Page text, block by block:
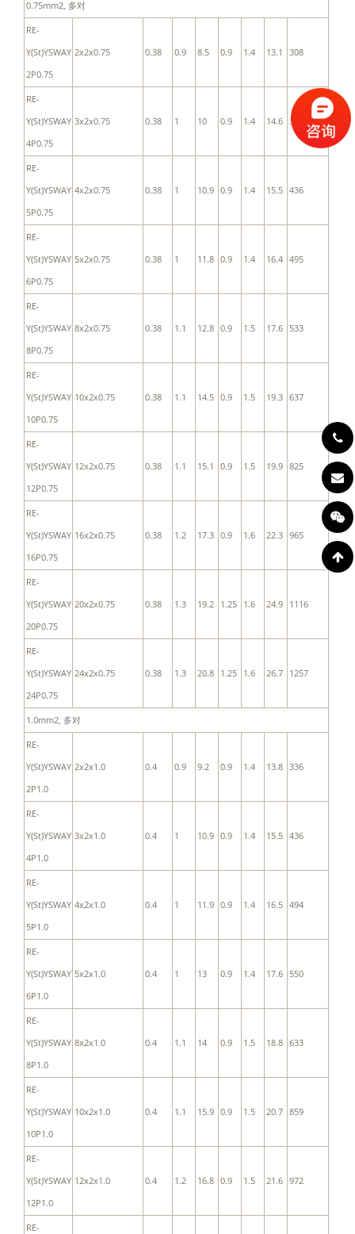
0.75mm2, 多对
RE-
Y(St)YSWAY
2P0.75
2x2x0.75 0.38 0.9 8.5 0.9 1.4 13.1 308
RE-
Y(St)YSWAY
4P0.75
3x2x0.75 0.38 1 10 0.9 1.4 14.6 371
RE-
Y(St)YSWAY
5P0.75
4x2x0.75 0.38 1 10.9 0.9 1.4 15.5 436
RE-
Y(St)YSWAY
6P0.75
5x2x0.75 0.38 1 11.8 0.9 1.4 16.4 495
RE-
Y(St)YSWAY
8P0.75
8x2x0.75 0.38 1.1 12.8 0.9 1.5 17.6 533
RE-
Y(St)YSWAY
10P0.75
10x2x0.75 0.38 1.1 14.5 0.9 1.5 19.3 637
RE-
Y(St)YSWAY
12P0.75
12x2x0.75 0.38 1.1 15.1 0.9 1.5 19.9 825
RE-
Y(St)YSWAY
16P0.75
16x2x0.75 0.38 1.2 17.3 0.9 1.6 22.3 965
RE-
Y(St)YSWAY
20P0.75
20x2x0.75 0.38 1.3 19.2 1.25 1.6 24.9 1116
RE-
Y(St)YSWAY
24P0.75
24x2x0.75 0.38 1.3 20.8 1.25 1.6 26.7 1257
1.0mm2, 多对
RE-
Y(St)YSWAY
2P1.0
2x2x1.0 0.4 0.9 9.2 0.9 1.4 13.8 336
RE-
Y(St)YSWAY
4P1.0
3x2x1.0 0.4 1 10.9 0.9 1.4 15.5 436
RE-
Y(St)YSWAY
5P1.0
4x2x1.0 0.4 1 11.9 0.9 1.4 16.5 494
RE-
Y(St)YSWAY
6P1.0
5x2x1.0 0.4 1 13 0.9 1.4 17.6 550
RE-
Y(St)YSWAY
8P1.0
8x2x1.0 0.4 1.1 14 0.9 1.5 18.8 633
RE-
Y(St)YSWAY
10P1.0
10x2x1.0 0.4 1.1 15.9 0.9 1.5 20.7 859
RE-
Y(St)YSWAY
12P1.0
12x2x1.0 0.4 1.2 16.8 0.9 1.5 21.6 972
RE-